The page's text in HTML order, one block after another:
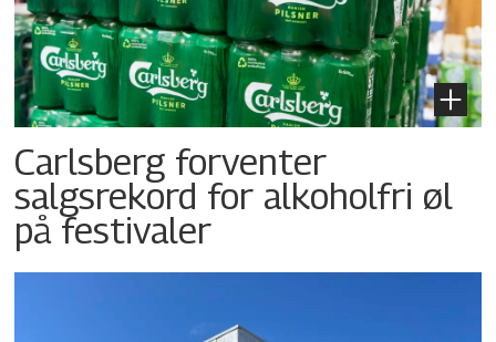
Carlsberg forventer
salgsrekord for alkoholfri øl
på festivaler